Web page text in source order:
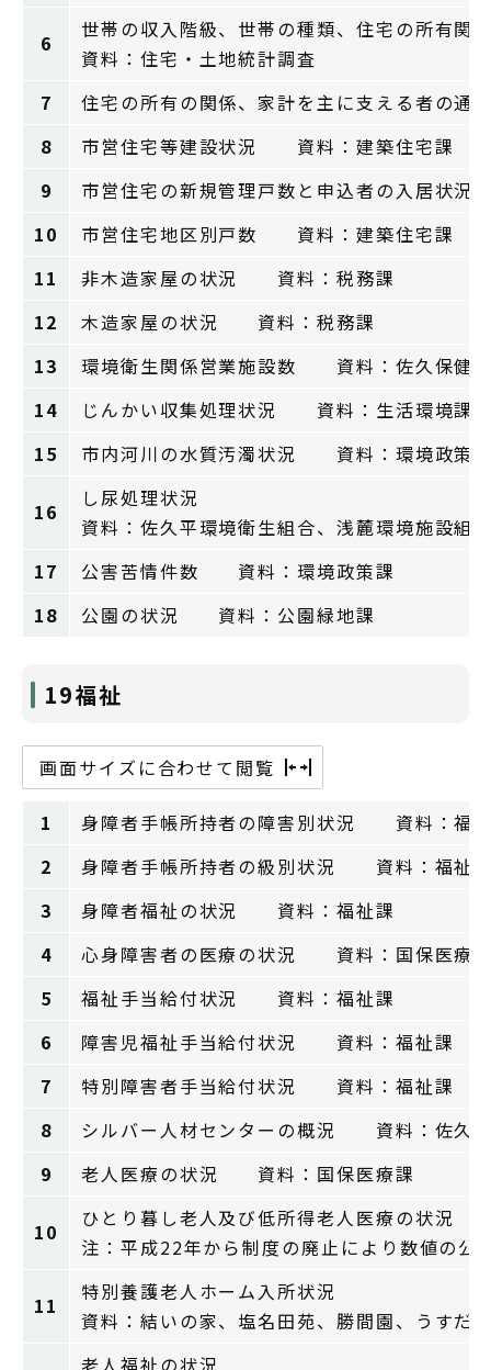
6
世帯の収入階級、世帯の種類、住宅の所有関
資料：住宅・土地統計調査
7
住宅の所有の関係、家計を主に支える者の
8
市営住宅等建設状況 資料：建築住宅課
9
市営住宅の新規管理戸数と申込者の入居状
10
市営住宅地区別戸数 資料：建築住宅課
11
非木造家屋の状況 資料：税務課
12
木造家屋の状況 資料：税務課
13
環境衛生関係営業施設数 資料：佐久保健福
14
じんかい収集処理状況 資料：生活環境課
15
市内河川の水質汚濁状況 資料：環境政策
16
し尿処理状況
資料：佐久平環境衛生組合、浅麓環境施設組
17
公害苦情件数 資料：環境政策課
18
公園の状況 資料：公園緑地課
19福祉
画面サイズに合わせて閲覧
1
身障者手帳所持者の障害別状況 資料：福
2
身障者手帳所持者の級別状況 資料：福祉
3
身障者福祉の状況 資料：福祉課
4
心身障害者の医療の状況 資料：国保医療
5
福祉手当給付状況 資料：福祉課
6
障害児福祉手当給付状況 資料：福祉課
7
特別障害者手当給付状況 資料：福祉課
8
シルバー人材センターの概況 資料：佐久
9
老人医療の状況 資料：国保医療課
10
ひとり暮し老人及び低所得老人医療の状況
注：平成22年から制度の廃止により数値の公
11
特別養護老人ホーム入所状況
資料：結いの家、塩名田苑、勝間園、うすだ
老人福祉の状況